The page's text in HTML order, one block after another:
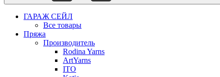
ГАРАЖ СЕЙЛ
Все товары
Пряжа
Производитель
Rodina Yarns
ArtYarns
ITO